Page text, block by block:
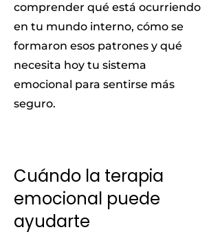
comprender qué está ocurriendo
en tu mundo interno, cómo se
formaron esos patrones y qué
necesita hoy tu sistema
emocional para sentirse más
seguro.
Cuándo la terapia
emocional puede
ayudarte